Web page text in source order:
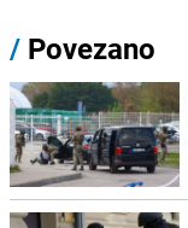
/ Povezano